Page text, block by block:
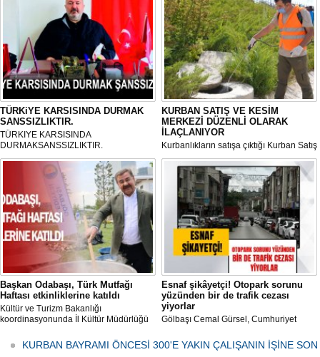
TÜRKiYE KARSISINDA DURMAK
SANSSIZLIKTIR.
TÜRKIYE KARSISINDA
DURMAKSANSSIZLIKTIR.
KURBAN SATIŞ VE KESİM
MERKEZİ DÜZENLİ OLARAK
İLAÇLANIYOR
Kurbanlıkların satışa çıktığı Kurban Satış
ve Kesim Merkezi, haşere ve
mikropların önüne geçilmesi amacıyla
her gün Gölbaşı Belediyesi ekipleri
tarafından düzenli olarak ilaçlanıyor.
Başkan Odabaşı, Türk Mutfağı
Haftası etkinliklerine katıldı
Kültür ve Turizm Bakanlığı
koordinasyonunda İl Kültür Müdürlüğü
Haftası" etkinlikleri Ankara'da devam
ediyor.
Esnaf şikâyetçi! Otopark sorunu
yüzünden bir de trafik cezası
yiyorlar
Gölbaşı Cemal Gürsel, Cumhuriyet
bulunan esnaf ve alışverişe gelen
vatandaşlar park cezaları yüzünden
KURBAN BAYRAMI ÖNCESİ 300'E YAKIN ÇALIŞANIN İŞİNE